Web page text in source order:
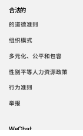
合法的
的道德准则
组织模式
多元化、公平和包容
性别平等人力资源政策
行为准则
举报
WeChat